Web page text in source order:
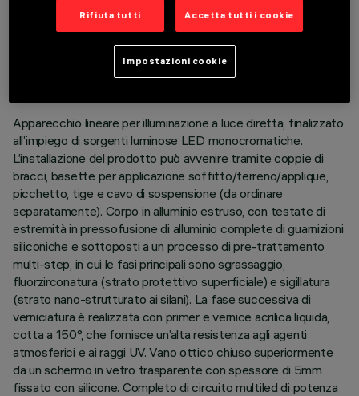
DATI TECNICI
Apparecchio lineare per illuminazione a luce diretta, finalizzato
all’impiego di sorgenti luminose LED monocromatiche.
L’installazione del prodotto può avvenire tramite coppie di
bracci, basette per applicazione soffitto/terreno/applique,
picchetto, tige e cavo di sospensione (da ordinare
separatamente). Corpo in alluminio estruso, con testate di
estremità in pressofusione di alluminio complete di guarnizioni
siliconiche e sottoposti a un processo di pre-trattamento
multi-step, in cui le fasi principali sono sgrassaggio,
fluorzirconatura (strato protettivo superficiale) e sigillatura
(strato nano-strutturato ai silani). La fase successiva di
verniciatura è realizzata con primer e vernice acrilica liquida,
cotta a 150°, che fornisce un’alta resistenza agli agenti
atmosferici e ai raggi UV. Vano ottico chiuso superiormente
da un schermo in vetro trasparente con spessore di 5mm
fissato con silicone. Completo di circuito multiled di potenza
Rifiuta tutti Accetta tutti i cookie
Impostazioni cookie